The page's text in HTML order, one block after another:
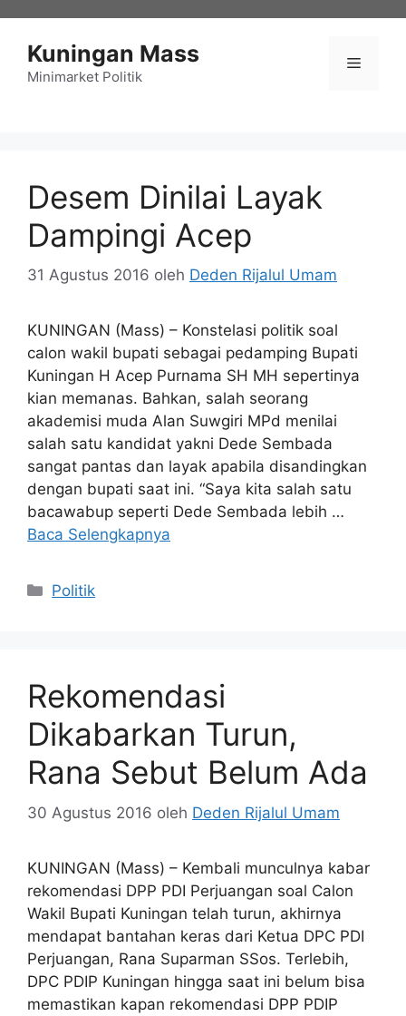
Kuningan Mass
Minimarket Politik
Menu
Desem Dinilai Layak
Dampingi Acep
31 Agustus 2016 oleh Deden Rijalul Umam
KUNINGAN (Mass) – Konstelasi politik soal
calon wakil bupati sebagai pedamping Bupati
Kuningan H Acep Purnama SH MH sepertinya
kian memanas. Bahkan, salah seorang
akademisi muda Alan Suwgiri MPd menilai
salah satu kandidat yakni Dede Sembada
sangat pantas dan layak apabila disandingkan
dengan bupati saat ini. “Saya kita salah satu
bacawabup seperti Dede Sembada lebih …
Baca Selengkapnya
Kategori
Politik
Rekomendasi
Dikabarkan Turun,
Rana Sebut Belum Ada
30 Agustus 2016 oleh Deden Rijalul Umam
KUNINGAN (Mass) – Kembali munculnya kabar
rekomendasi DPP PDI Perjuangan soal Calon
Wakil Bupati Kuningan telah turun, akhirnya
mendapat bantahan keras dari Ketua DPC PDI
Perjuangan, Rana Suparman SSos. Terlebih,
DPC PDIP Kuningan hingga saat ini belum bisa
memastikan kapan rekomendasi DPP PDIP